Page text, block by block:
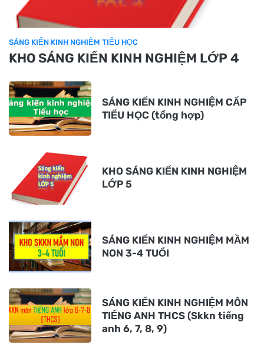
SÁNG KIẾN KINH NGHIỆM TIỂU HỌC
KHO SÁNG KIẾN KINH NGHIỆM LỚP 4
SÁNG KIẾN KINH NGHIỆM CẤP
TIỂU HỌC (tổng hợp)
KHO SÁNG KIẾN KINH NGHIỆM
LỚP 5
SÁNG KIẾN KINH NGHIỆM MẦM
NON 3-4 TUỔI
SÁNG KIẾN KINH NGHIỆM MÔN
TIẾNG ANH THCS (Skkn tiếng
anh 6, 7, 8, 9)